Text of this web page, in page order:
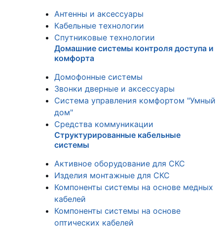
Антенны и аксессуары
Кабельные технологии
Спутниковые технологии
Домашние системы контроля доступа и
комфорта
Домофонные системы
Звонки дверные и аксессуары
Система управления комфортом "Умный
дом"
Средства коммуникации
Структурированные кабельные
системы
Активное оборудование для СКС
Изделия монтажные для СКС
Компоненты системы на основе медных
кабелей
Компоненты системы на основе
оптических кабелей